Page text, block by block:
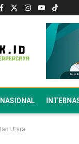
NASIONAL
Utara